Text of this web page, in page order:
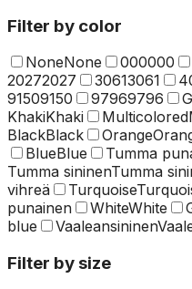
Filter by color
NoneNone 000000
20272027 30613061
91509150 97969796
KhakiKhaki Multicolored
BlackBlack Orange
BlueBlue Tumma
Tumma sininenTumma
vihreä
Turquoise
punainen
WhiteWhite
blue
Vaaleansininen
Filter by size